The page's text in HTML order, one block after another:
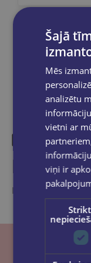
Dalies
Ieskaties, varbūt
Šajā
Mēs
analizētu
vietni ar
viņi ir